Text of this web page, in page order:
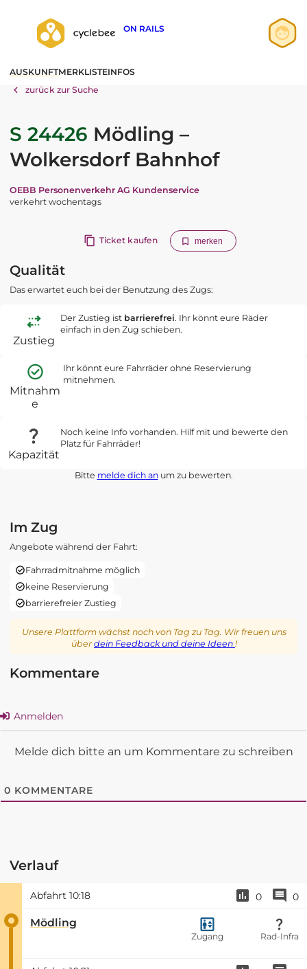
ON RAILS
AUSKUNFTMERKLISTEINFOS
zurück zur Suche
S 24426 Mödling –
Wolkersdorf Bahnhof
OEBB Personenverkehr AG Kundenservice
verkehrt wochentags
Ticket kaufen merken
Qualität
Das erwartet euch bei der Benutzung des Zugs:
Zustieg
Der Zustieg ist barrierefrei. Ihr könnt eure Räder
einfach in den Zug schieben.
Mitnahm
e
Ihr könnt eure Fahrräder ohne Reservierung
mitnehmen.
Kapazität
Noch keine Info vorhanden. Hilf mit und bewerte den
Platz für Fahrräder!
Bitte melde dich anum zu bewerten.
Im Zug
Angebote während der Fahrt:
Fahrradmitnahme möglich
keine Reservierung
barrierefreier Zustieg
Unsere Plattform wächst noch von Tag zu Tag. Wir freuen uns
überdein Feedback und deine Ideen !
Kommentare
Anmelden
Melde dich bitte an um Kommentare zu schreiben
0 KOMMENTARE
Verlauf
Abfahrt 10:18 0 0
Mödling
Zugang Rad-Infra